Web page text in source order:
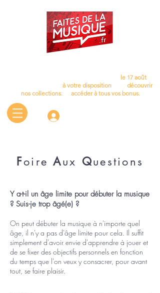
le 17 août.
à votre dispositionpour découvrir
nos collections.
accéder à tous vos bonus.
FoireAux Questions
Y a-t-il un âge limite pour débuter la musique
? Suis-je trop âgé(e) ?
On peut débuter la musique à n'importe quel
âge, il n'y a pas d'âge limite pour cela. Il suffit
simplement d'avoir envie d'apprendre à jouer et
de se fixer des objectifs personnels en fonction
du temps que l'on veux y consacrer, pour avant
tout, se faire plaisir.